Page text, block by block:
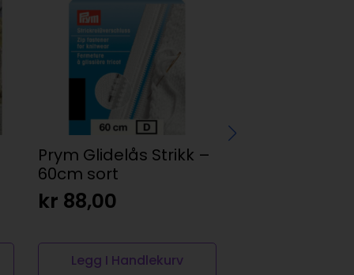
Prym Glidelås Strikk –
60cm sort
kr 88,00
Legg I Handlekurv